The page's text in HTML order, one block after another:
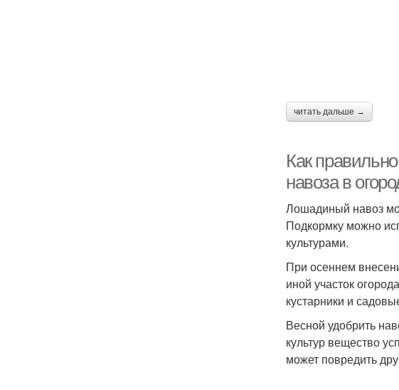
читать дальше →
Как
навоза в
Лошадиный навоз
Подкормку можно
культурами.
При осеннем
иной участок
кустарники и
Весной удобрить
культур вещество
может повредить